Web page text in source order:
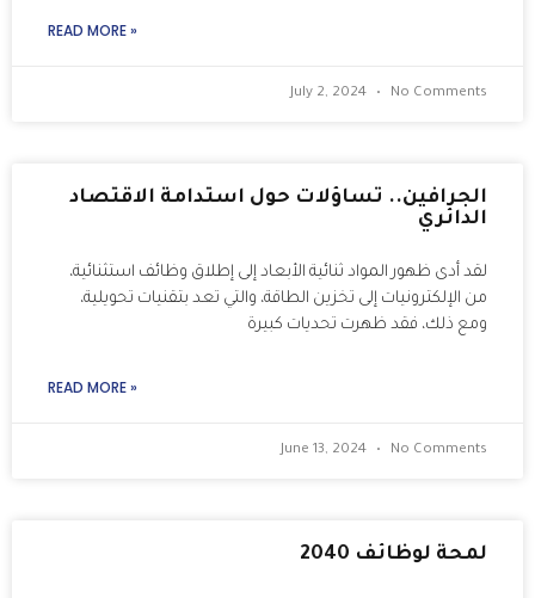
READ MORE »
July 2, 2024 No Comments
الجرافين.. تساؤلات حول استدامة الاقتصاد
الدائري
لقد أدى ظهور المواد ثنائية الأبعاد إلى إطلاق وظائف استثنائية،
من الإلكترونيات إلى تخزين الطاقة، والتي تعد بتقنيات تحويلية،
ومع ذلك، فقد ظهرت تحديات كبيرة
READ MORE »
June 13, 2024 No Comments
لمحة لوظائف 2040